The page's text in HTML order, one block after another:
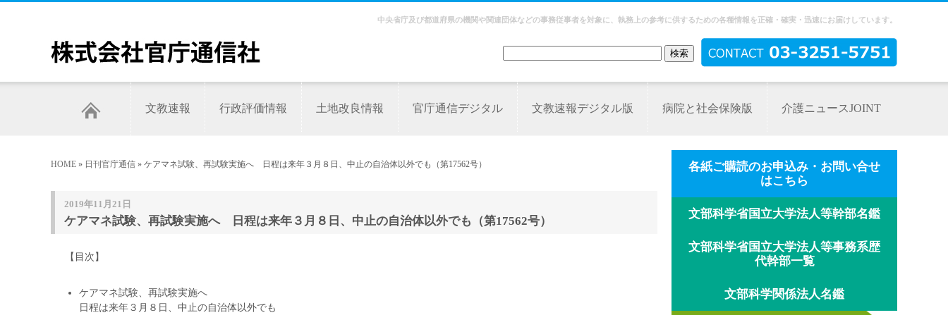
中央省庁及び都道府県の機関や関連団体などの事務従事者を対象に、執務上の参考に供するための各種情報を正確・確実・迅速にお届けしています。
文教速報 行政評価情報 土地改良情報 官庁通信デジタル 文教速報デジタル版 病院と社会保険版 介護ニュースJOINT
HOME » 日刊官庁通信 » ケアマネ試験、再試験実施へ 日程は来年３月８日、中止の自治体以外でも（第17562号）
2019年11月21日
ケアマネ試験、再試験実施へ 日程は来年３月８日、中止の自治体以外でも（第17562号）
【目次】
ケアマネ試験、再試験実施へ
日程は来年３月８日、中止の自治体以外でも
各紙ご購読のお申込み・お問い合せ
はこちら
文部科学省国立大学法人等幹部名鑑
文部科学省国立大学法人等事務系歴
代幹部一覧
文部科学関係法人名鑑